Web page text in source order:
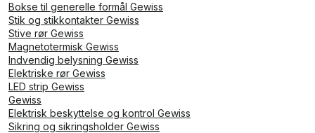
Bokse til generelle formål Gewiss
Stik og stikkontakter Gewiss
Stive rør Gewiss
Magnetotermisk Gewiss
Indvendig belysning Gewiss
Elektriske rør Gewiss
LED strip Gewiss
Gewiss
Elektrisk beskyttelse og kontrol Gewiss
Sikring og sikringsholder Gewiss